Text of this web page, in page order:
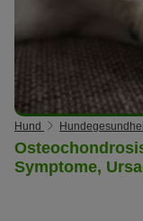
Hund
Symptome,